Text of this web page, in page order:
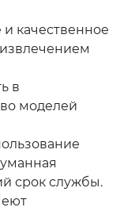
качественное
в
моделей
срок службы.